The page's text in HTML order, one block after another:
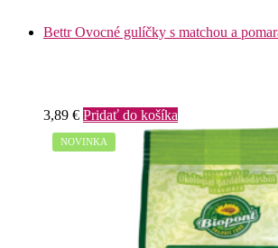
Bettr Ovocné gulíčky s matchou a
3,89 € Pridať do košíka
NOVINKA